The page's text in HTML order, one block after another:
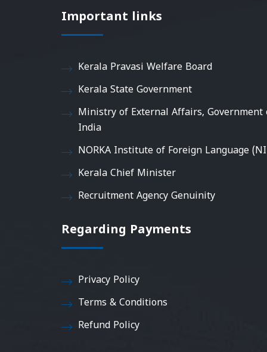
Important links
Kerala Pravasi Welfare Board
Kerala State Government
Ministry of External Affairs, Government
India
NORKA Institute of Foreign Language
Kerala Chief Minister
Recruitment Agency Genuinity
Regarding Payments
Privacy Policy
Terms & Conditions
Refund Policy